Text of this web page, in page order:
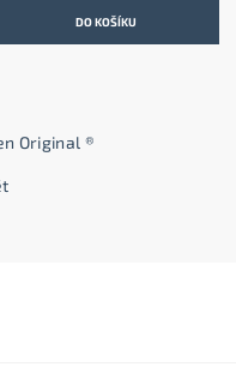
Original ®